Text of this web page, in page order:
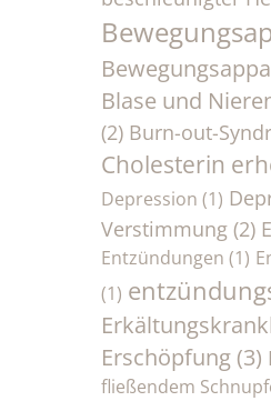
Blase und
(2) Burn-out-
Cholesterin
Depression (1)
Verstimmung(2)
Entzündungen (1)
(1)
Erschöpfung(3)
fließendem